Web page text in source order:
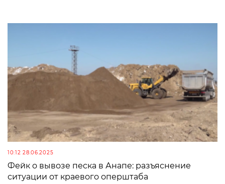
10:12 28.06.2025
Фейк о вывозе песка в Анапе: разъяснение
ситуации от краевого оперштаба